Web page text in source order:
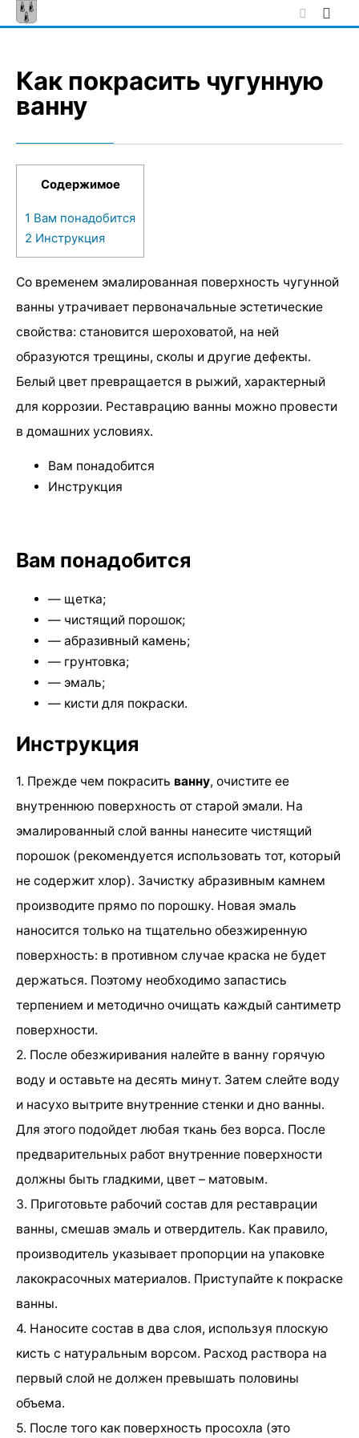
Skip
to
Как покрасить чугунную
ванну
Содержимое
1 Вам понадобится
2 Инструкция
Со временем эмалированная поверхность чугунной
ванны утрачивает первоначальные эстетические
свойства: становится шероховатой, на ней
образуются трещины, сколы и другие дефекты.
Белый цвет превращается в рыжий, характерный
для коррозии. Реставрацию ванны можно провести
в домашних условиях.
Вам понадобится
Инструкция
Вам понадобится
— щетка;
— чистящий порошок;
— абразивный камень;
— грунтовка;
— эмаль;
— кисти для покраски.
Инструкция
1. Прежде чем покрасить ванну, очистите ее
внутреннюю поверхность от старой эмали. На
эмалированный слой ванны нанесите чистящий
порошок (рекомендуется использовать тот, который
не содержит хлор). Зачистку абразивным камнем
производите прямо по порошку. Новая эмаль
наносится только на тщательно обезжиренную
поверхность: в противном случае краска не будет
держаться. Поэтому необходимо запастись
терпением и методично очищать каждый сантиметр
поверхности.
2. После обезжиривания налейте в ванну горячую
воду и оставьте на десять минут. Затем слейте воду
и насухо вытрите внутренние стенки и дно ванны.
Для этого подойдет любая ткань без ворса. После
предварительных работ внутренние поверхности
должны быть гладкими, цвет – матовым.
3. Приготовьте рабочий состав для реставрации
ванны, смешав эмаль и отвердитель. Как правило,
производитель указывает пропорции на упаковке
лакокрасочных материалов. Приступайте к покраске
ванны.
4. Наносите состав в два слоя, используя плоскую
кисть с натуральным ворсом. Расход раствора на
первый слой не должен превышать половины
объема.
5. После того как поверхность просохла (это